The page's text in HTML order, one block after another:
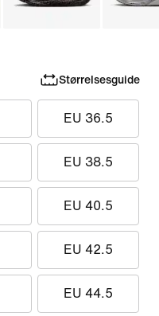
Størrelsesguide
EU 36.5
EU 38.5
EU 40.5
EU 42.5
EU 44.5